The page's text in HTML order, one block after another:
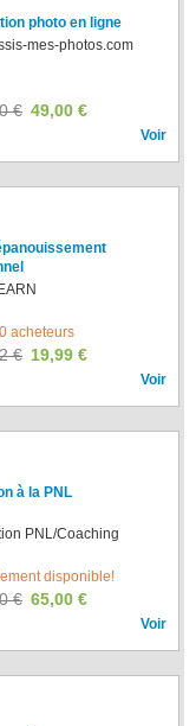
photo en ligne
mes-photos com
€ 49,00 €
Voir
acheteurs
€ 19,99 €
Voir
à la PNL
PNL/Coaching
disponible!
€ 65,00 €
Voir